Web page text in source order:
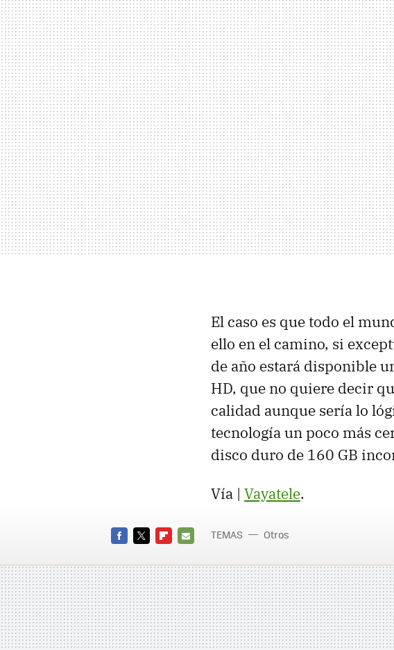
El caso es que todo el
ello en el camino, si
de año estará disponible
HD, que no quiere decir
calidad aunque sería lo
tecnología un poco más
disco duro de 160 GB
Vía | Vayatele.
MAIL
TEMAS Otros